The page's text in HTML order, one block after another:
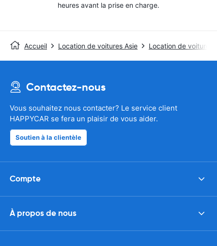
heures avant la prise en charge.
Accueil Location de voitures Asie Location de voitures
Contactez-nous
Vous souhaitez nous contacter? Le service client
HAPPYCAR se fera un plaisir de vous aider.
Soutien à la clientèle
Compte
À propos de nous